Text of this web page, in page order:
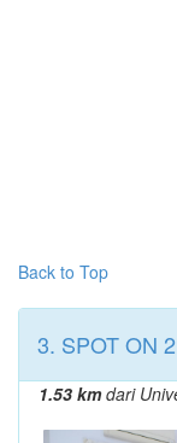
Back to Top
3. SPOT ON
1.53 kmdari